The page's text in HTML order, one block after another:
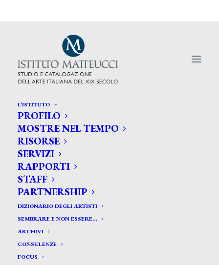
L’ISTITUTO
PROFILO
MOSTRE NEL TEMPO
RISORSE
SERVIZI
RAPPORTI
STAFF
PARTNERSHIP
DIZIONARIO DEGLI ARTISTI
SEMBRARE E NON ESSERE…
ARCHIVI
CONSULENZE
FOCUS
Non regaliamo agli altri i sacrifici